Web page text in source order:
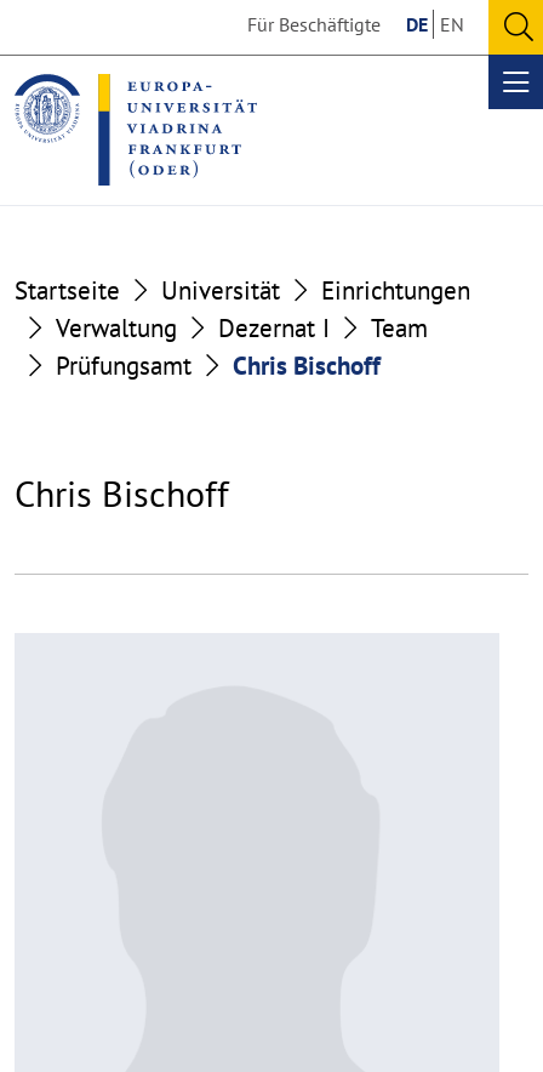
the
content
section
the
footer
section
Für Beschäftigte DE EN
Startseite Universität
Einrichtungen
Verwaltung
Dezernat I
Team
Prüfungsamt
Chris Bischoff
Chris Bischoff